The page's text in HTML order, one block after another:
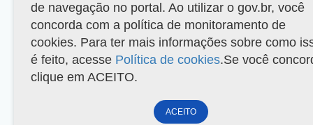
de navegação no portal. Ao utilizar o gov.br, você
concorda com a política de monitoramento de
cookies. Para ter mais informações sobre como
é feito, acesse Política de cookies.Se você
clique em ACEITO.
ACEITO